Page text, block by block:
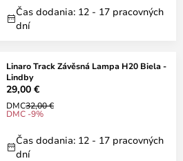
Čas dodania: 12 - 17 pracovných
dní
Linaro Track Závěsná Lampa H20 Biela -
Lindby
29,00 €
DMC32,00 €
DMC -9%
Čas dodania: 12 - 17 pracovných
dní